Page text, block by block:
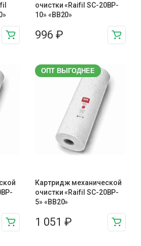
очистки «Raifil SC-20BP-
10» «BB20»
996 ₽
ОПТ ВЫГОДНЕЕ
Картридж механической
очистки «Raifil SC-20BP-
5» «BB20»
1 051 ₽